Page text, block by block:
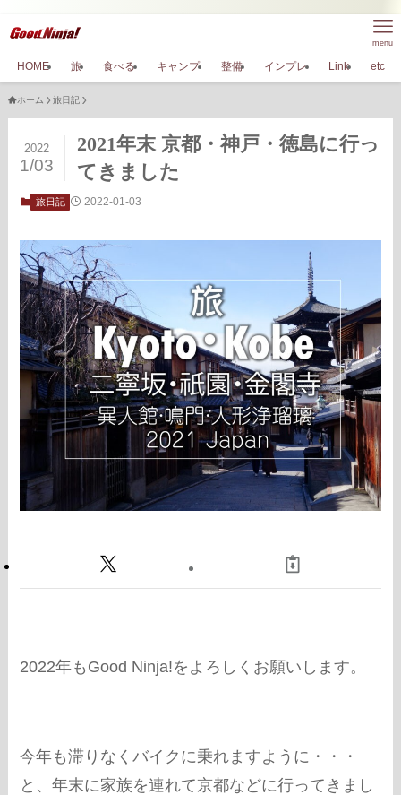
menu
HOME 旅 食べる キャンプ 整備 インプレ Link etc
ホーム 旅日記
2021年末 京都・神戸・徳島に行っ
てきました
2022
1/03
旅日記 2022-01-03
2022年もGood Ninja!をよろしくお願いします。
今年も滞りなくバイクに乗れますように・・・
と、年末に家族を連れて京都などに行ってきまし